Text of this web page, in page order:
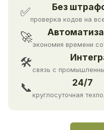
✅ Без
проверка кодов на
🚀
экономия времени
🛠
связь с
📞 24/7
круглосуточная